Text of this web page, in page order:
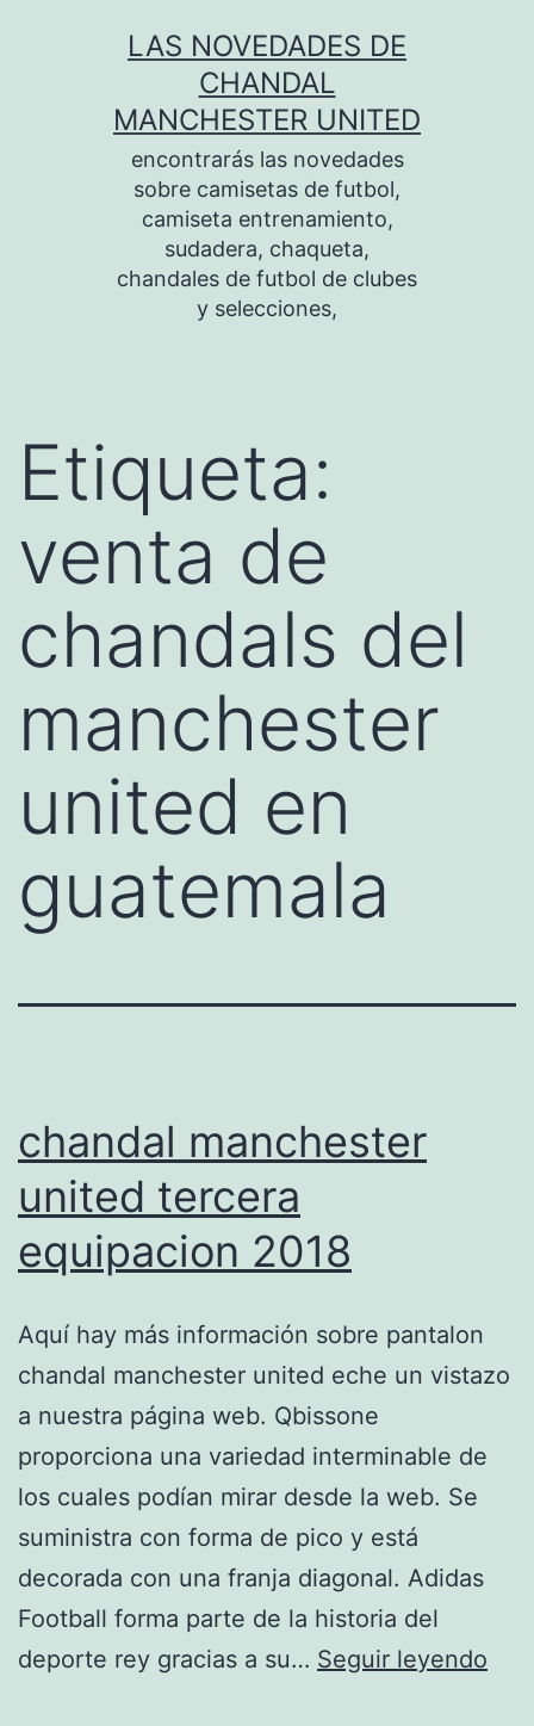
LAS NOVEDADES DE
CHANDAL
MANCHESTER UNITED
encontrarás las novedades
sobre camisetas de futbol,
camiseta entrenamiento,
sudadera, chaqueta,
chandales de futbol de clubes
y selecciones,
Etiqueta:
venta de
chandals del
manchester
united en
guatemala
chandal manchester
united tercera
equipacion 2018
Aquí hay más información sobre pantalon
chandal manchester united eche un vistazo
a nuestra página web. Qbissone
proporciona una variedad interminable de
los cuales podían mirar desde la web. Se
suministra con forma de pico y está
decorada con una franja diagonal. Adidas
Football forma parte de la historia del
deporte rey gracias a su… Seguir leyendo